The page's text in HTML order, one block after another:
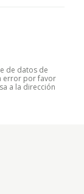
de datos de
error por favor
a la dirección